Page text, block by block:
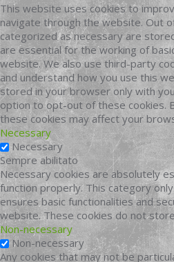
This website uses cookies to
navigate through the website. Out
categorized as necessary are
are essential for the working of
website. We also use third-party
and understand how you use this
stored in your browser only with
option to opt-out of these cookies.
these cookies may affect your
Necessary
Necessary
Sempre abilitato
Necessary cookies are absolutely
function properly. This category
ensures basic functionalities and
website. These cookies do not
Non-necessary
Non-necessary
Any cookies that may not be